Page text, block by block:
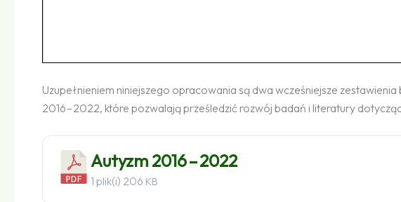
Uzupełnieniem niniejszego opracowania są dwa wcześniejsze
2016 – 2022, które pozwalają prześledzić rozwój badań i literatury
Autyzm 2016 – 2022
1 plik(i) 206 KB